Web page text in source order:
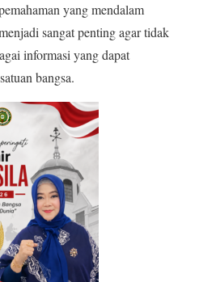
yang mendalam
sangat penting agar tidak
informasi yang dapat
bangsa.